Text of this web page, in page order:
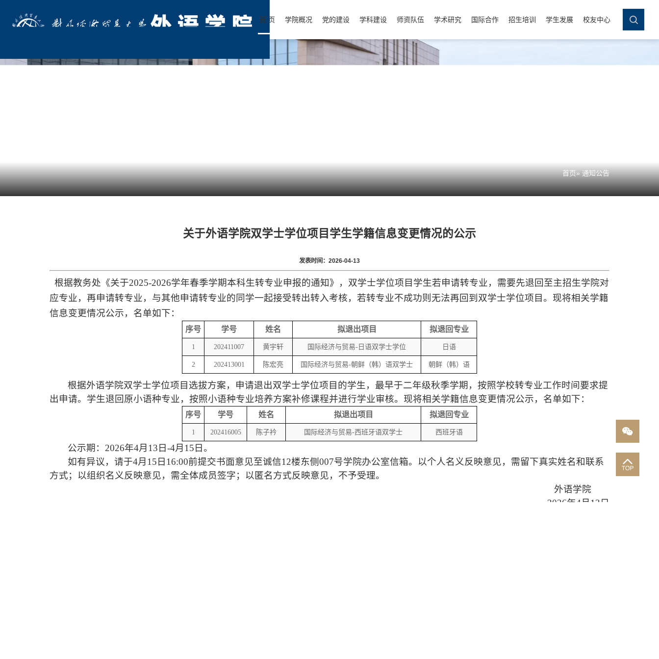
首 页 学院概况 党的建设 学科建设 师资队伍 学术研究 国际合作 招生培训 学生发展 校友中心
首页» 通知公告
关于外语学院双学士学位项目学生学籍信息变更情况的公示
发表时间：2026-04-13
根据教务处《关于2025-2026学年春季学期本科生转专业申报的通知》 ， 双学士学位项目学生若申请转专业，需要先退回至主招生学院对
应专业，再申请转专业，与其他申请转专业的同学一起接受转出转入考核，若转专业不成功则无法再回到双学士学位项目。现将相关学籍
信息变更情况公示，名单如下：
序号 学号 姓名 拟退出项目 拟退回 专业
1 202411007 黄宇轩 国际经济与贸易-日语双学士学位 日语
2 202413001 陈宏亮 国际经济与贸易-朝鲜（韩）语双学士 朝鲜（韩）语
根据外语学院双学士学位项目 选拔方案， 申请退出双学士学位项目的学生 ， 最早于二年级秋季学期 ，按照学校转专业工作时间要求提
出申请。学生退回原小语种专业， 按照小语种专业培养方案补修课程并进行学业审核。 现将相关学籍信息变更情况公示，名单如下：
序号 学号 姓名 拟退出项目 拟退回 专业
1 202416005 陈子衿 国际经济与贸易-西班牙语双学士 西班牙语
公示期：2026年4月 13 日-4月 15 日。
如有异议，请于4月 15 日16:00前提交书面意见至诚信12楼东侧007号学院办公室信箱。 以个人名义反映意见，需留下真实姓名和联系
方式；以组织名义反映意见，需全体成员签字；以匿名方式反映意见，不予受理。
外语学院
2026年 4 月1 3日